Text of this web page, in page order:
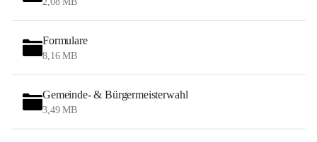
Formulare
8,16 MB
Gemeinde- & Bürgermeisterwahl
3,49 MB